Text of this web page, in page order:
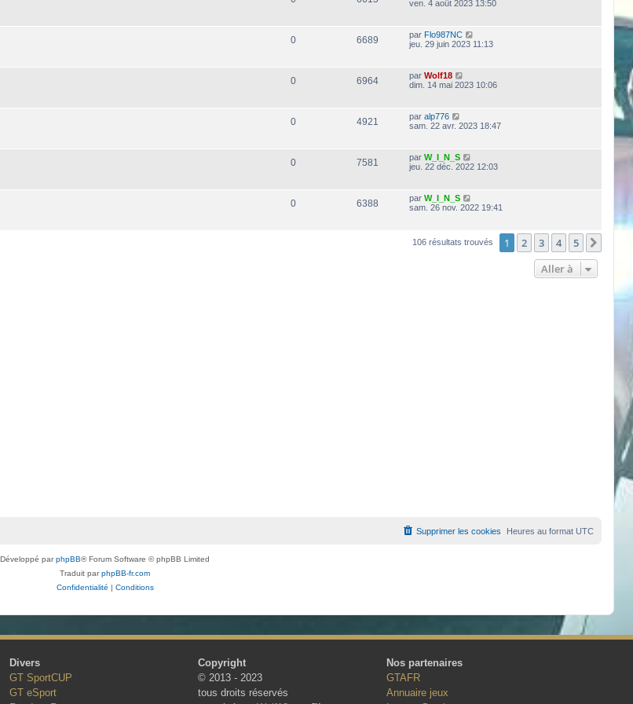
ven. 4 août 2023 13:50
0 6689 par Flo987NC
jeu. 29 juin 2023 11:13
0 6964 par Wolf18
dim. 14 mai 2023 10:06
0 4921 par alp776
sam. 22 avr. 2023 18:47
0 7581 par W_I_N_S
jeu. 22 déc. 2022 12:03
0 6388 par W_I_N_S
sam. 26 nov. 2022 19:41
106 résultats trouvés 1 2 3 4 5
Aller à
Heures au format UTC
Supprimer les cookies
Développé parphpBB® Forum Software © phpBB Limited
Traduit parphpBB-fr.com
Confidentialité
Conditions
Divers
GT SportCUP
GT eSport
Copyright
© 2013 - 2023
tous droits réservés
Nos partenaires
GTAFR
Annuaire jeux